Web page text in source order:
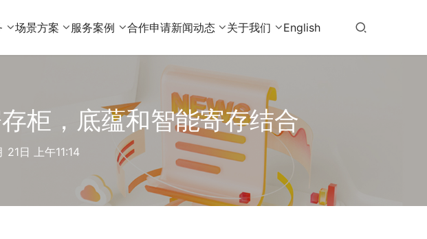
场景方案 服务案例 合作申请新闻动态 关于我们 English
柜，底蕴和智能寄存结合
日 上午11:14